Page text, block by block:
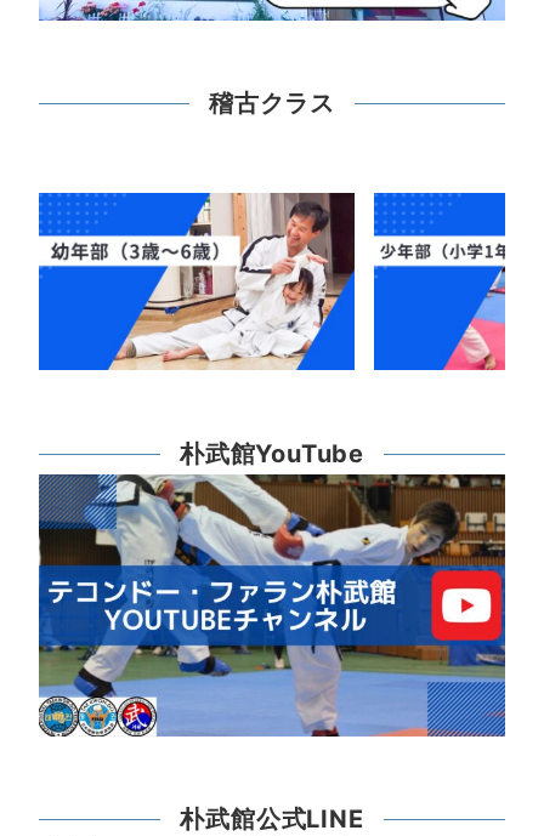
稽古クラス
朴武館YouTube
朴武館公式LINE